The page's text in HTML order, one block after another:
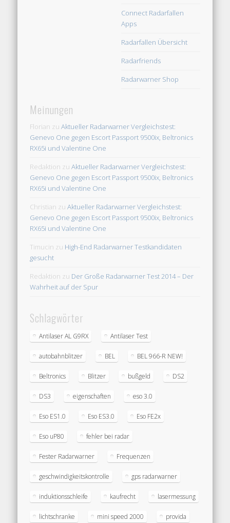
Connect Radarfallen
Apps
Radarfallen Übersicht
Radarfriends
Radarwarner Shop
Meinungen
Florian zuAktueller Radarwarner Vergleichstest:
Genevo One gegen Escort Passport 9500ix, Beltronics
RX65i und Valentine One
Redaktion zuAktueller Radarwarner Vergleichstest:
Genevo One gegen Escort Passport 9500ix, Beltronics
RX65i und Valentine One
Christian zuAktueller Radarwarner Vergleichstest:
Genevo One gegen Escort Passport 9500ix, Beltronics
RX65i und Valentine One
Timucin zu High-End Radarwarner Testkandidaten
gesucht
Redaktion zu Der Große Radarwarner Test 2014 – Der
Wahrheit auf der Spur
Schlagwörter
Antilaser AL G9RX Antilaser Test
autobahnblitzer BEL BEL 966-R NEW!
Beltronics Blitzer bußgeld DS2
DS3 eigenschaften eso 3.0
Eso ES1.0 Eso ES3.0 Eso FE2x
Eso uP80 fehler bei radar
Fester Radarwarner Frequenzen
geschwindigkeitskontrolle gps radarwarner
induktionsschleife kaufrecht lasermessung
lichtschranke mini speed 2000 provida